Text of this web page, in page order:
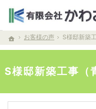
ホーム
お客様の声 S様邸新築
S様邸新築工事（
お客様を笑顔する家づくりをします
注文住宅（青森・青森市）の工務店